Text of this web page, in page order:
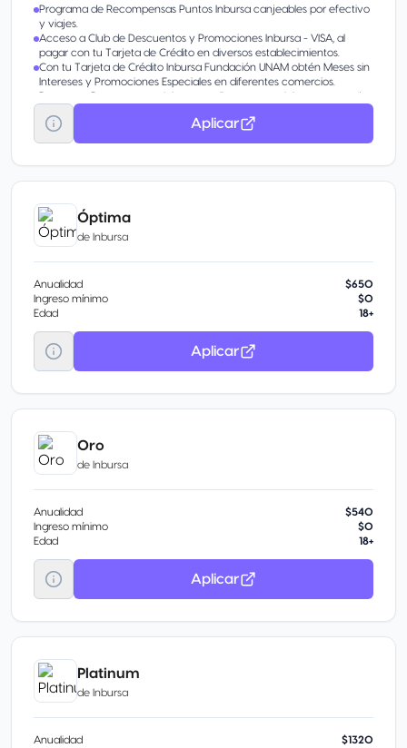
Programa de Recompensas Puntos Inbursa canjeables por efectivo
y viajes.
Acceso a Club de Descuentos y Promociones Inbursa - VISA, al
pagar con tu Tarjeta de Crédito en diversos establecimientos.
Con tu Tarjeta de Crédito Inbursa Fundación UNAM obtén Meses sin
Intereses y Promociones Especiales en diferentes comercios.
Programa Recompensas Inbursa, recibe un punto Inbursa por cada
dólar facturado2, los cuales puedes canjear por: Efectivo:
Equivalente a un peso por cada 10 puntos que podrás abonar al
saldo de tu Tarjeta de Crédito Inbursa, Aeroméxico Rewards, Vuelos,
Descuentos Especiales en miles de establecimientos comerciales al
pagar con tu Tarjeta de Crédito Inbursa Fundación UNAM en
Entretenimiento, Tiendas Departamentales.
Descuento en tiendas Sanborns.
Aplicar
Óptima
de Inbursa
Anualidad
$650
Ingreso mínimo
$0
Edad
18+
Aplicar
Oro
de Inbursa
Anualidad
$540
Ingreso mínimo
$0
Edad
18+
Aplicar
Platinum
de Inbursa
Anualidad
$1320